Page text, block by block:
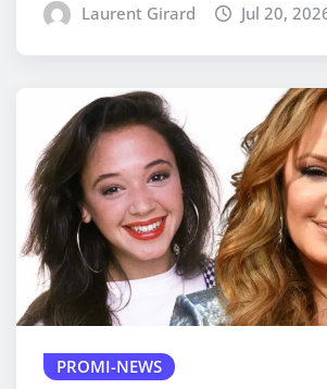
Laurent Girard Jul 20,
PROMI-NEWS